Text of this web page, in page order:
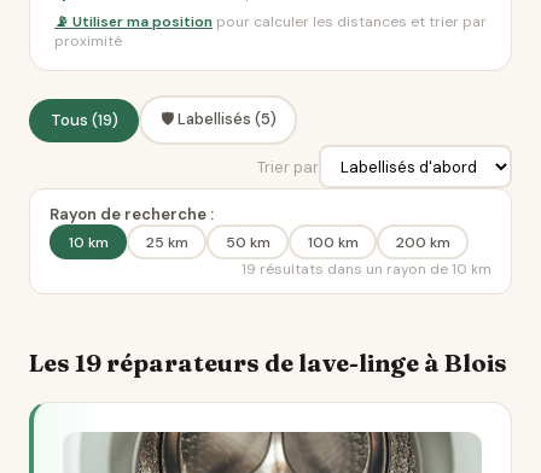
📡 Utiliser ma position pour calculer les distances et trier par
proximité
Tous (19) 🛡️ Labellisés (5)
Trier par
Rayon de recherche :
10 km 25 km 50 km 100 km
200 km
19 résultats dans un rayon de 10 km
Les 19 réparateurs de lave-linge à Blois